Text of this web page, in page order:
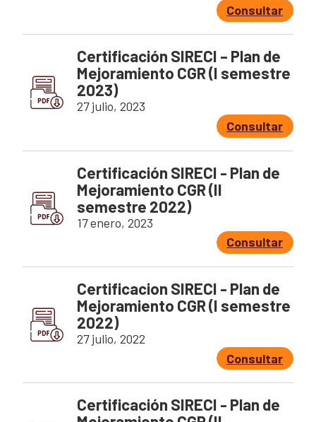
Consultar
Certificación SIRECI – Plan de
Mejoramiento CGR (I semestre
2023)
27 julio, 2023
Consultar
Certificación SIRECI - Plan de
Mejoramiento CGR (II
semestre 2022)
17 enero, 2023
Consultar
Certificacion SIRECI - Plan de
Mejoramiento CGR (I semestre
2022)
27 julio, 2022
Consultar
Certificación SIRECI - Plan de